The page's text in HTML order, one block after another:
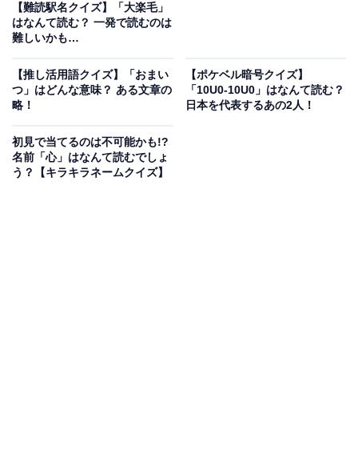
【難読駅名クイズ】「県」はなんて読む？ もち
ろん、“けん”とは読みません！
【難読駅名クイズ】「大楽毛」
はなんて読む？ 一発で読むのは
難しいかも…
【推し活用語クイズ】「おまい
つ」はどんな意味？ ある文章の
略！
【ポケベル暗号クイズ】
「10U0-10U0」はなんて読む？
日本を代表するあの2人！
初見で当てるのは不可能かも!?
名前「心」はなんて読むでしょ
う？【キラキラネームクイズ】